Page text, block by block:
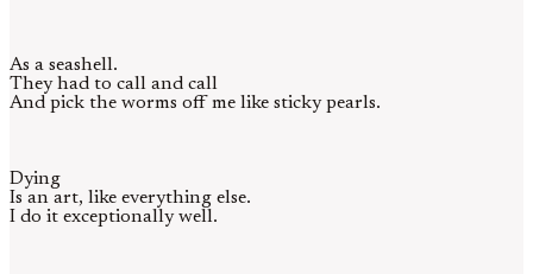
As a seashell.
They had to call and call
And pick the worms off me like sticky pearls.
Dying
Is an art, like everything else.
I do it exceptionally well.